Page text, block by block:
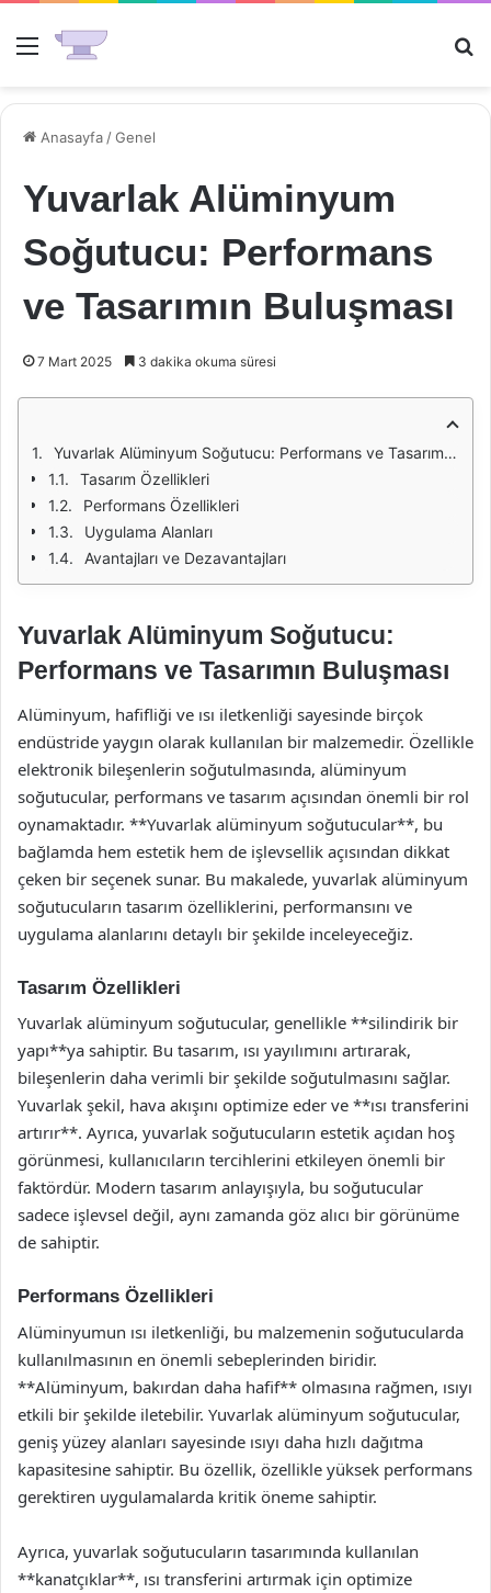
Menü
Anasayfa /Genel
Yuvarlak Alüminyum
Soğutucu: Performans
ve Tasarımın Buluşması
7 Mart 2025 3 dakika okuma süresi
Yuvarlak Alüminyum Soğutucu: Performans ve Tasarımın Buluşması
Tasarım Özellikleri
Performans Özellikleri
Uygulama Alanları
Avantajları ve Dezavantajları
Yuvarlak Alüminyum Soğutucu:
Performans ve Tasarımın Buluşması
Alüminyum, hafifliği ve ısı iletkenliği sayesinde birçok
endüstride yaygın olarak kullanılan bir malzemedir. Özellikle
elektronik bileşenlerin soğutulmasında, alüminyum
soğutucular, performans ve tasarım açısından önemli bir rol
oynamaktadır. **Yuvarlak alüminyum soğutucular**, bu
bağlamda hem estetik hem de işlevsellik açısından dikkat
çeken bir seçenek sunar. Bu makalede, yuvarlak alüminyum
soğutucuların tasarım özelliklerini, performansını ve
uygulama alanlarını detaylı bir şekilde inceleyeceğiz.
Tasarım Özellikleri
Yuvarlak alüminyum soğutucular, genellikle **silindirik bir
yapı**ya sahiptir. Bu tasarım, ısı yayılımını artırarak,
bileşenlerin daha verimli bir şekilde soğutulmasını sağlar.
Yuvarlak şekil, hava akışını optimize eder ve **ısı transferini
artırır**. Ayrıca, yuvarlak soğutucuların estetik açıdan hoş
görünmesi, kullanıcıların tercihlerini etkileyen önemli bir
faktördür. Modern tasarım anlayışıyla, bu soğutucular
sadece işlevsel değil, aynı zamanda göz alıcı bir görünüme
de sahiptir.
Performans Özellikleri
Alüminyumun ısı iletkenliği, bu malzemenin soğutucularda
kullanılmasının en önemli sebeplerinden biridir.
**Alüminyum, bakırdan daha hafif** olmasına rağmen, ısıyı
etkili bir şekilde iletebilir. Yuvarlak alüminyum soğutucular,
geniş yüzey alanları sayesinde ısıyı daha hızlı dağıtma
kapasitesine sahiptir. Bu özellik, özellikle yüksek performans
gerektiren uygulamalarda kritik öneme sahiptir.
Ayrıca, yuvarlak soğutucuların tasarımında kullanılan
**kanatçıklar**, ısı transferini artırmak için optimize